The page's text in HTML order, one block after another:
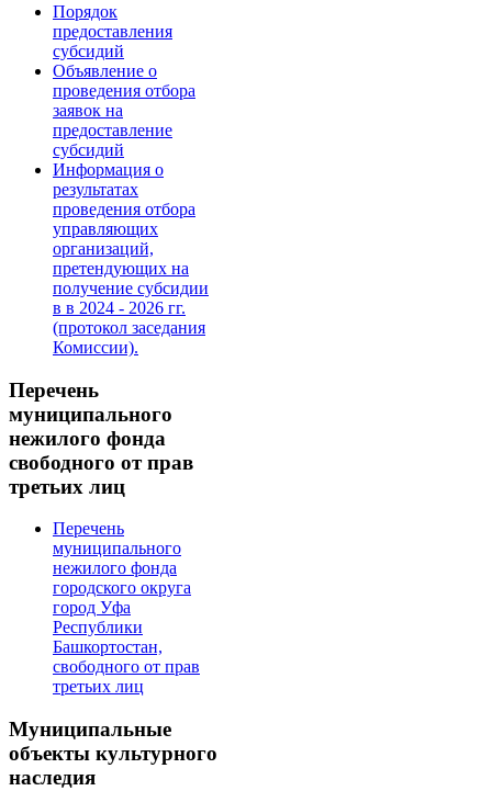
Порядок
предоставления
субсидий
Объявление о
проведения отбора
заявок на
предоставление
субсидий
Информация о
результатах
проведения отбора
управляющих
организаций,
претендующих на
получение субсидии
в в 2024 - 2026 гг.
(протокол заседания
Комиссии).
Перечень
муниципального
нежилого фонда
свободного от прав
третьих лиц
Перечень
муниципального
нежилого фонда
городского округа
город Уфа
Республики
Башкортостан,
свободного от прав
третьих лиц
Муниципальные
объекты культурного
наследия